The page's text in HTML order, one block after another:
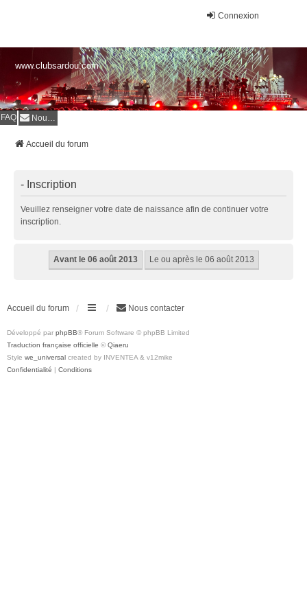
Connexion
www.clubsardou.com
FAQ Nous contacter
Accueil du forum
- Inscription
Veuillez renseigner votre date de naissance afin de continuer votre
inscription.
Accueil du forum Nous contacter
Développé par phpBB® Forum Software © phpBB Limited
Traduction française officielle © Qiaeru
Style we_universal created by INVENTEA & v12mike
Confidentialité | Conditions